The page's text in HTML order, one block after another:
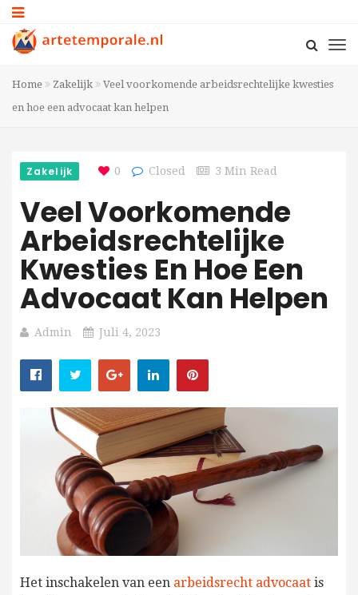
Home Zakelijk
Veel voorkomende arbeidsrechtelijke kwesties
en hoe een advocaat kan helpen
Zakelijk 0 Closed 3 Min Read
Veel Voorkomende
Arbeidsrechtelijke
Kwesties En Hoe Een
Advocaat Kan Helpen
Admin Juli 4, 2023
Het inschakelen van een arbeidsrecht advocaat is